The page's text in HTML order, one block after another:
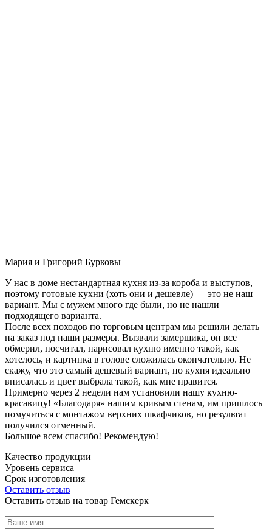
Мария и Григорий Бурковы
У нас в доме нестандартная кухня из-за короба и выступов,
поэтому готовые кухни (хоть они и дешевле) — это не наш
вариант. Мы с мужем много где были, но не нашли
подходящего варианта.
После всех походов по торговым центрам мы решили делать
на заказ под наши размеры. Вызвали замерщика, он все
обмерил, посчитал, нарисовал кухню именно такой, как
хотелось, и картинка в голове сложилась окончательно. Не
скажу, что это самый дешевый вариант, но кухня идеально
вписалась и цвет выбрала такой, как мне нравится.
Примерно через 2 недели нам установили нашу кухню-
красавицу! «Благодаря» нашим кривым стенам, им пришлось
помучиться с монтажом верхних шкафчиков, но результат
получился отменный.
Большое всем спасибо! Рекомендую!
Качество продукции
Уровень сервиса
Срок изготовления
Оставить отзыв
Оставить отзыв на товар Гемскерк